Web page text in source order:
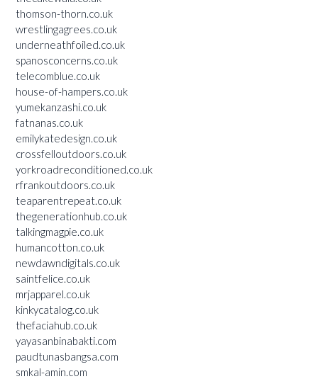
thomson-thorn.co.uk
wrestlingagrees.co.uk
underneathfoiled.co.uk
spanosconcerns.co.uk
telecomblue.co.uk
house-of-hampers.co.uk
yumekanzashi.co.uk
fatnanas.co.uk
emilykatedesign.co.uk
crossfelloutdoors.co.uk
yorkroadreconditioned.co.uk
rfrankoutdoors.co.uk
teaparentrepeat.co.uk
thegenerationhub.co.uk
talkingmagpie.co.uk
humancotton.co.uk
newdawndigitals.co.uk
saintfelice.co.uk
mrjapparel.co.uk
kinkycatalog.co.uk
thefaciahub.co.uk
yayasanbinabakti.com
paudtunasbangsa.com
smkal-amin.com